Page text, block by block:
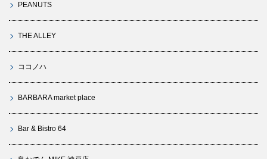
PEANUTS
THE ALLEY
ココノハ
BARBARA market place
Bar & Bistro 64